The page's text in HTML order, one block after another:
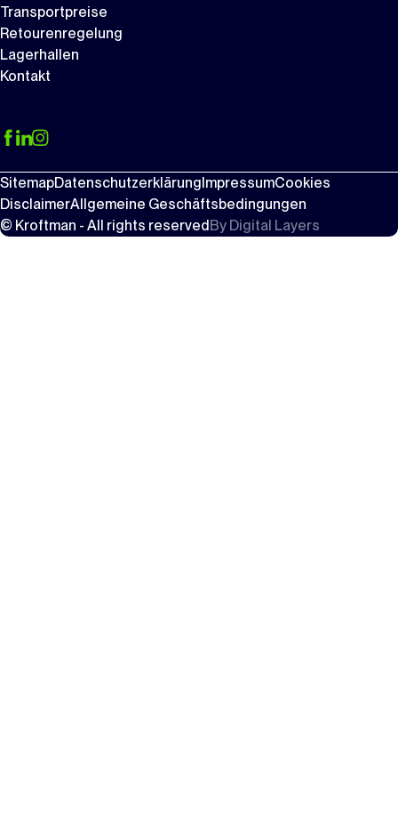
Transportpreise
Retourenregelung
Lagerhallen
Kontakt
SitemapDatenschutzerklärungImpressumCookies
DisclaimerAllgemeine Geschäftsbedingungen
© Kroftman - All rights reservedBy Digital Layers